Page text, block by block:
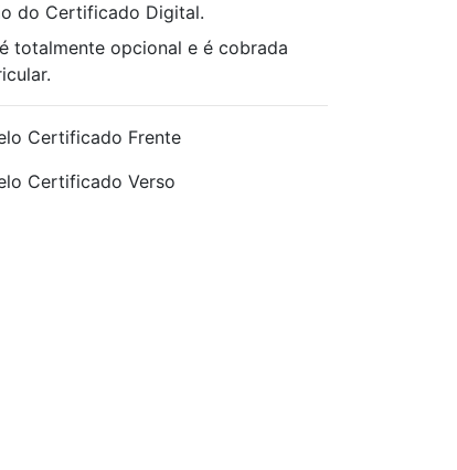
do Certificado Digital.
totalmente opcional e é cobrada